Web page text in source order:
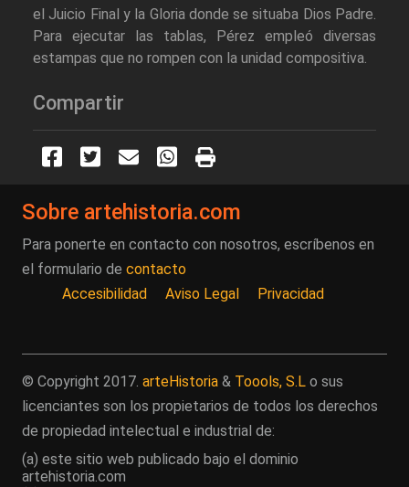
el Juicio Final y la Gloria donde se situaba Dios Padre.
Para ejecutar las tablas, Pérez empleó diversas
estampas que no rompen con la unidad compositiva.
Compartir
Sobre artehistoria.com
Para ponerte en contacto con nosotros, escríbenos en
el formulario de contacto
Accesibilidad
Aviso Legal Privacidad
© Copyright 2017. arteHistoria & Toools, S.L o sus
licenciantes son los propietarios de todos los derechos
de propiedad intelectual e industrial de:
(a) este sitio web publicado bajo el dominio
artehistoria.com